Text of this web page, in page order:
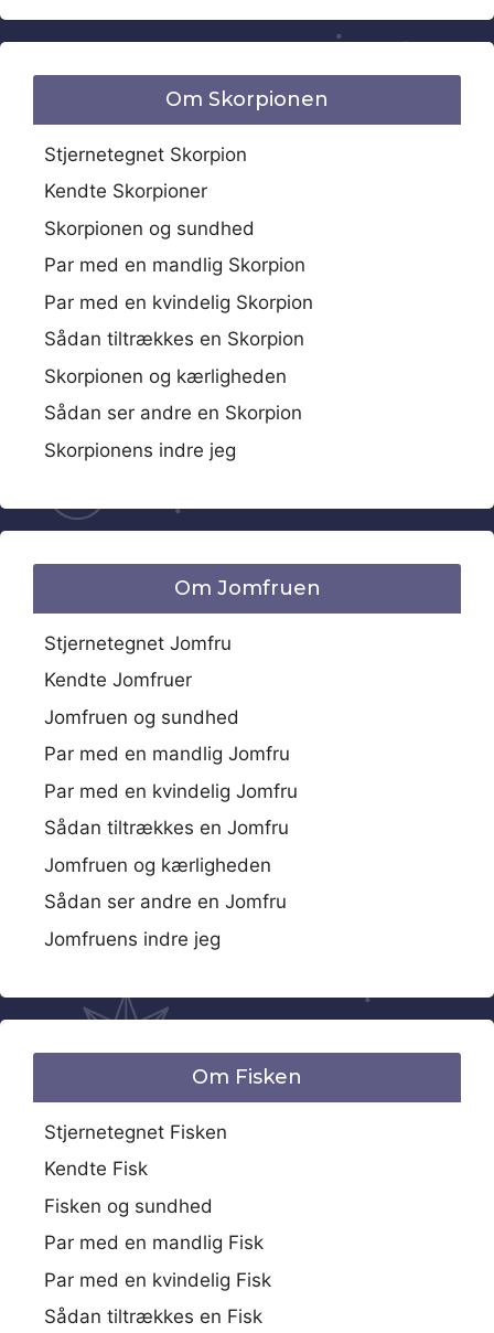
Om Skorpionen
Stjernetegnet Skorpion
Kendte Skorpioner
Skorpionen og sundhed
Par med en mandlig Skorpion
Par med en kvindelig Skorpion
Sådan tiltrækkes en Skorpion
Skorpionen og kærligheden
Sådan ser andre en Skorpion
Skorpionens indre jeg
Om Jomfruen
Stjernetegnet Jomfru
Kendte Jomfruer
Jomfruen og sundhed
Par med en mandlig Jomfru
Par med en kvindelig Jomfru
Sådan tiltrækkes en Jomfru
Jomfruen og kærligheden
Sådan ser andre en Jomfru
Jomfruens indre jeg
Om Fisken
Stjernetegnet Fisken
Kendte Fisk
Fisken og sundhed
Par med en mandlig Fisk
Par med en kvindelig Fisk
Sådan tiltrækkes en Fisk